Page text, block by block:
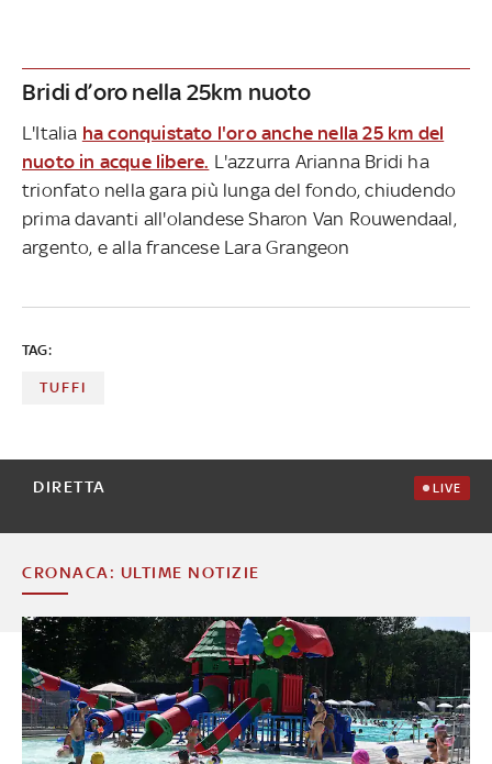
Bridi d’oro nella 25km nuoto
L'Italia ha conquistato l'oro anche nella 25 km del
nuoto in acque libere. L'azzurra Arianna Bridi ha
trionfato nella gara più lunga del fondo, chiudendo
prima davanti all'olandese Sharon Van Rouwendaal,
argento, e alla francese Lara Grangeon
TAG:
TUFFI
DIRETTA LIVE
CRONACA: ULTIME NOTIZIE